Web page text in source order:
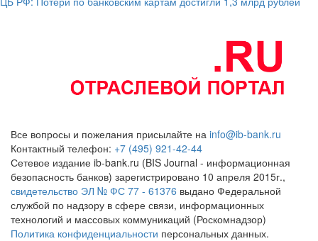
Все вопросы и пожелания присылайте на info@ib-bank.ru
Контактный телефон: +7 (495) 921-42-44
Сетевое издание ib-bank.ru (BIS Journal - информационная
безопасность банков) зарегистрировано 10 апреля 2015г.,
свидетельство ЭЛ № ФС 77 - 61376 выдано Федеральной
службой по надзору в сфере связи, информационных
технологий и массовых коммуникаций (Роскомнадзор)
Политика конфиденциальности персональных данных.